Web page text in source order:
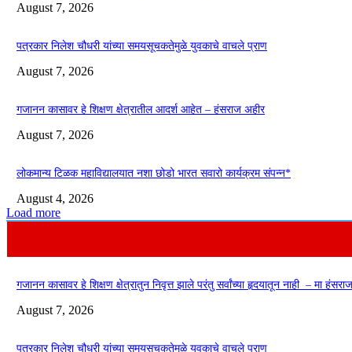
August 7, 2026
पत्रकार निलेश चौधरी यांच्या समयसूचकतेमुळे युवकाचे वाचले प्राण
August 7, 2026
गजानन कासावर हे शिक्षण क्षेत्रातील आदर्श आहेत – हंसराज अहीर
August 7, 2026
लोकमान्य टिळक महाविद्यालयात नशा छोडो भारत सवारो कार्यक्रम संपन्न*
August 4, 2026
Load more
गजानन कासावर हे शिक्षण क्षेत्रातुन निवृत्त झाले परंतु सर्वांच्या हृदयातून नाही – मा
August 7, 2026
पत्रकार निलेश चौधरी यांच्या समयसूचकतेमुळे युवकाचे वाचले प्राण